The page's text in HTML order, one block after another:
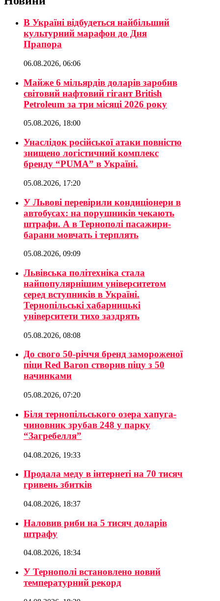
В Україні відбудеться найбільший
культурний марафон до Дня
Прапора
06.08.2026, 06:06
Майже 6 мільярдів доларів заробив
світовий нафтовий гігант British
Petroleum за три місяці 2026 року
05.08.2026, 18:00
Унаслідок російської атаки повністю
знищено логістичний комплекс
бренду “PUMA” в Україні.
05.08.2026, 17:20
У Львові перевірили кондиціонери в
автобусах: на порушників чекають
штрафи. А в Тернополі пасажири-
барани мовчать і терплять
05.08.2026, 09:09
Львівська політехніка стала
найпопулярнішим університетом
серед вступників в Україні.
Тернопільські хабарницькі
університети тихо заздрять
05.08.2026, 08:08
До свого 50-річчя бренд замороженої
піци Red Baron створив піцу з 50
начинками
05.08.2026, 07:20
Біля тернопільського озера хапуга-
чиновник зрубав 248 у парку
“Загребелля”
04.08.2026, 19:33
Продала меду в інтернеті на 70 тисяч
гривень збитків
04.08.2026, 18:37
Наловив риби на 5 тисяч доларів
штрафу
04.08.2026, 18:34
У Тернополі встановлено новий
температурний рекорд